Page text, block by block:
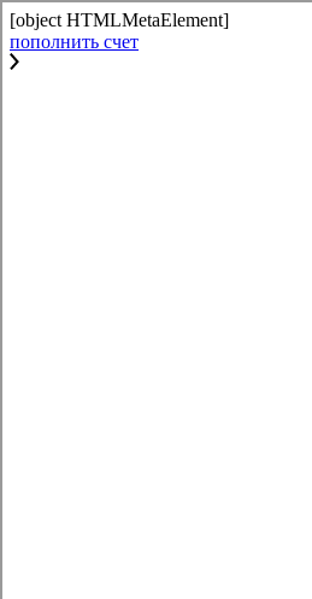
[object HTMLMetaElement]
пополнить счет